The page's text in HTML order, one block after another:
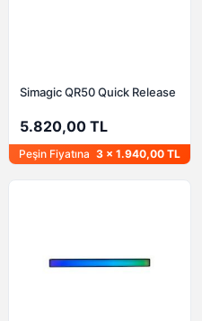
Simagic QR50 Quick Release
5.820,00 TL
Peşin Fiyatına 3 x 1.940,00 TL